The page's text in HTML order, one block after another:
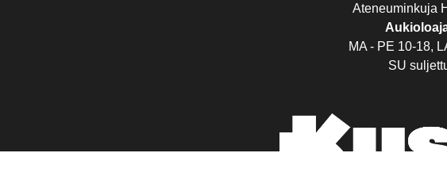
Ateneuminkuja
MA - PE 10-18,
SU